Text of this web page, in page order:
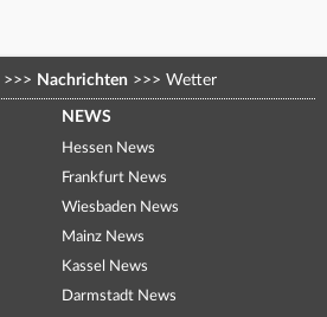
>>> Nachrichten >>> Wetter
NEWS
Hessen News
Frankfurt News
Wiesbaden News
Mainz News
Kassel News
Darmstadt News